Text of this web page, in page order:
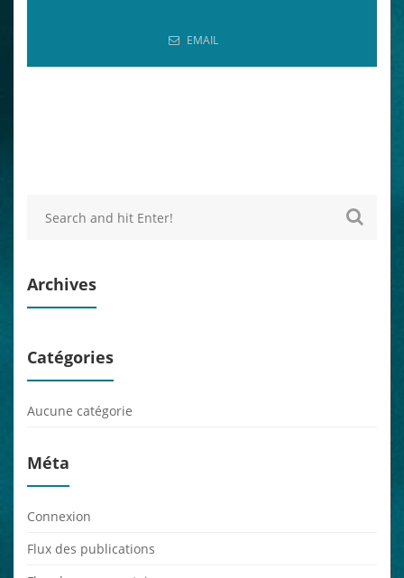
EMAIL
Archives
Catégories
Aucune catégorie
Méta
Connexion
Flux des publications